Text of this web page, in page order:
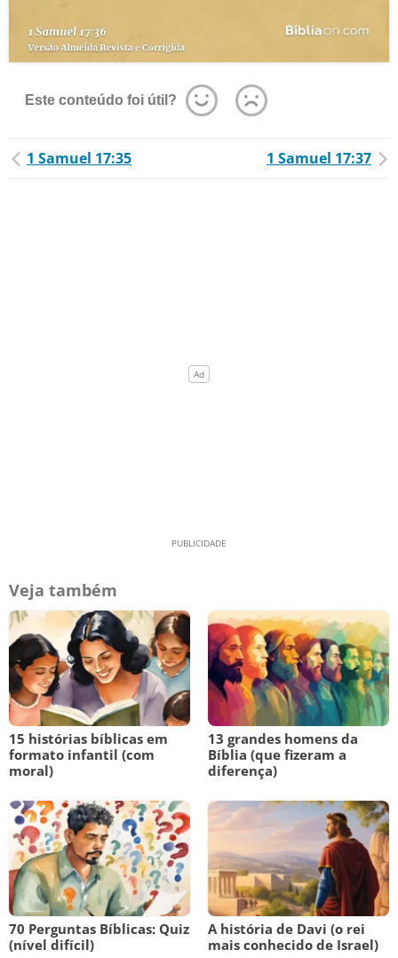
Este conteúdo foi útil?
1 Samuel 17:35 1 Samuel 17:37
Veja também
15 histórias bíblicas em
formato infantil (com
moral)
13 grandes homens da
Bíblia (que fizeram a
diferença)
70 Perguntas Bíblicas: Quiz
(nível difícil)
A história de Davi (o rei
mais conhecido de Israel)